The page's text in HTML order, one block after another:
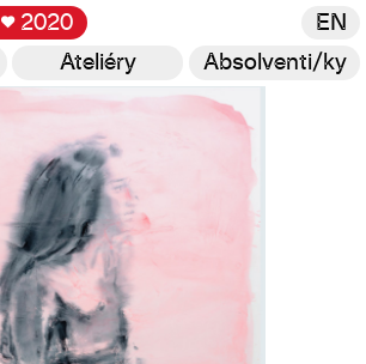
♥ 2020
EN
Ateliéry Absolventi/ky